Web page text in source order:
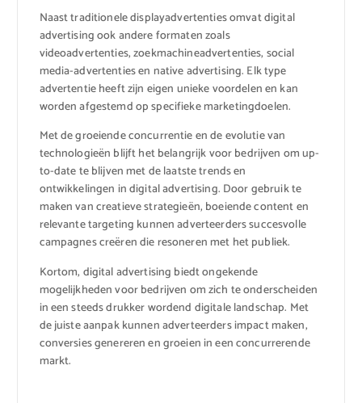
Naast traditionele displayadvertenties omvat digital
advertising ook andere formaten zoals
videoadvertenties, zoekmachineadvertenties, social
media-advertenties en native advertising. Elk type
advertentie heeft zijn eigen unieke voordelen en kan
worden afgestemd op specifieke marketingdoelen.
Met de groeiende concurrentie en de evolutie van
technologieën blijft het belangrijk voor bedrijven om up-
to-date te blijven met de laatste trends en
ontwikkelingen in digital advertising. Door gebruik te
maken van creatieve strategieën, boeiende content en
relevante targeting kunnen adverteerders succesvolle
campagnes creëren die resoneren met het publiek.
Kortom, digital advertising biedt ongekende
mogelijkheden voor bedrijven om zich te onderscheiden
in een steeds drukker wordend digitale landschap. Met
de juiste aanpak kunnen adverteerders impact maken,
conversies genereren en groeien in een concurrerende
markt.